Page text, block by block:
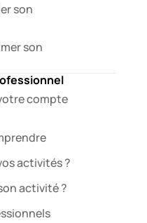
son
son
compte
activités ?
activité ?